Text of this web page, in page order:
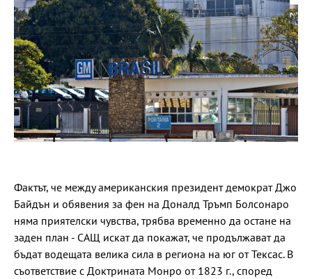
Фактът, че между американския президент демократ Джо
Байдън и обявения за фен на Доналд Тръмп Болсонаро
няма приятелски чувства, трябва временно да остане на
заден план - САЩ искат да покажат, че продължават да
бъдат водещата велика сила в региона на юг от Тексас. В
съответствие с Доктрината Монро от 1823 г., според